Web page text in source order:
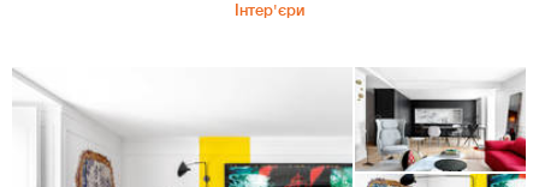
Інтер'єри